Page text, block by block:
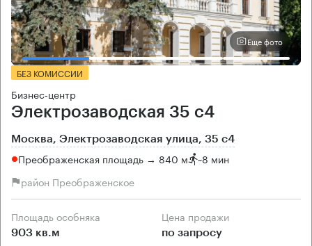
Еще фото
БЕЗ КОМИССИИ
Бизнес-центр
Электрозаводская 35 с4
Москва, Электрозаводская улица, 35 с4
Преображенская площадь → 840 м ~8 мин
район Преображенское
Площадь особняка
903 кв.м
Цена продажи
по запросу